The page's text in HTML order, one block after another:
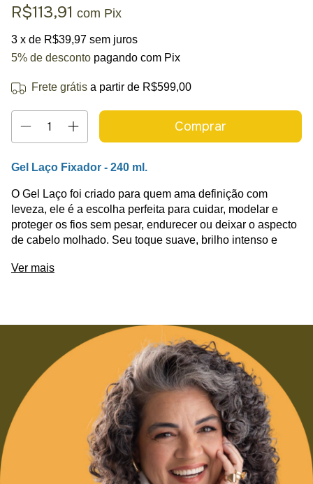
R$113,91 com Pix
3 x de R$39,97 sem juros
5% de desconto pagando com Pix
Frete grátis a partir de R$599,00
Gel Laço Fixador - 240 ml.
O Gel Laço foi criado para quem ama definição com
leveza, ele é a escolha perfeita para cuidar, modelar e
proteger os fios sem pesar, endurecer ou deixar o aspecto
de cabelo molhado. Seu toque suave, brilho intenso e
de cuidado.
O que é?
O Gel Laço não deixa o cabelo duro, ele valoriza sua
textura natural com fixação inteligente e movimento real. E
mais, ele sela temporariamente as pontas duplas, previne
novos danos e garante um day after impecável.
Sua fórmula é composta por uma mistura nobre de óleos e
manteigas vegetais, que tratam enquanto modelam. E
para uma experiência sensorial única, traz também uma
sinergia de óleos essenciais.
Ver mais